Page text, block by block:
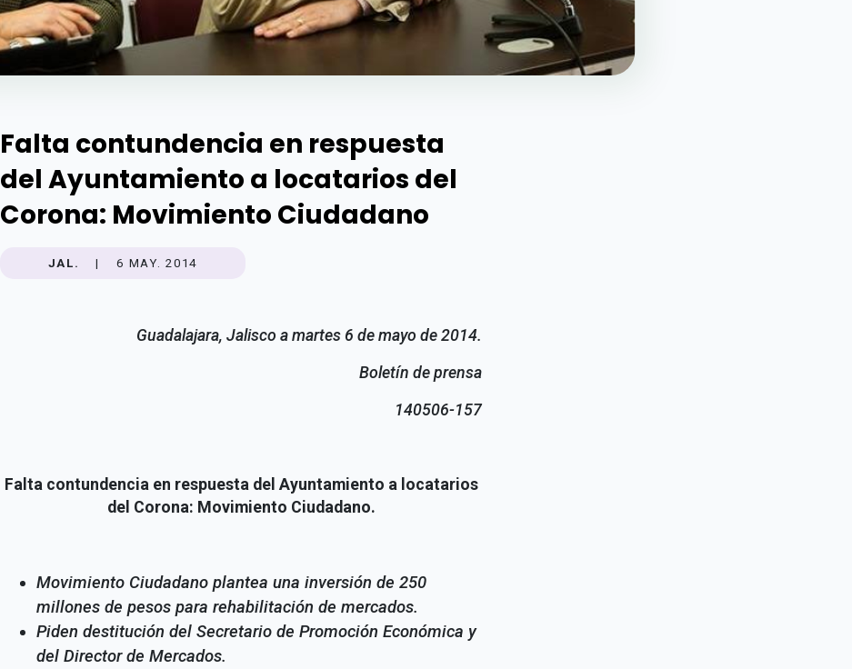
Falta contundencia en respuesta
del Ayuntamiento a locatarios del
Corona: Movimiento Ciudadano
JAL. | 6 MAY. 2014
Guadalajara, Jalisco a martes 6 de mayo de 2014.
Boletín de prensa
140506-157
Falta contundencia en respuesta del Ayuntamiento a locatarios
del Corona: Movimiento Ciudadano.
Movimiento Ciudadano plantea una inversión de 250
millones de pesos para rehabilitación de mercados.
Piden destitución del Secretario de Promoción Económica y
del Director de Mercados.